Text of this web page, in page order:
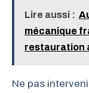
Lire aussi :
mécanique
restauration
Ne pas